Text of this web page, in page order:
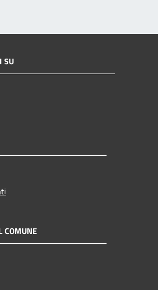
SU
COMUNE